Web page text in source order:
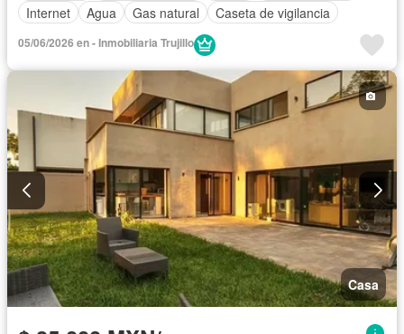
Internet
Agua Gas natural Caseta de vigilancia
05/06/2026 en - Inmobiliaria Trujillo
Casa